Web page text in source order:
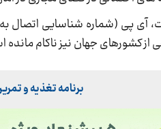
آی پی (شماره شناسایی
کشورهای جهان نیز ناکام
برنامه تغذیه و